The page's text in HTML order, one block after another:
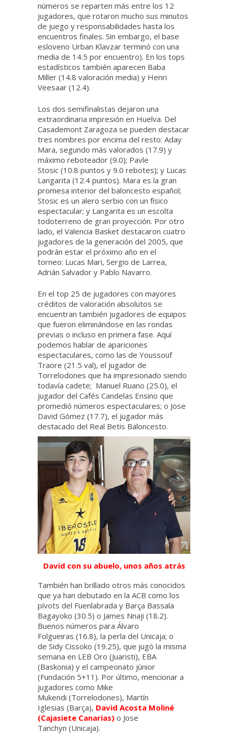
números se reparten más entre los 12
jugadores, que rotaron mucho sus minutos
de juego y responsabilidades hasta los
encuentros finales. Sin embargo, el base
esloveno Urban Klavzar terminó con una
media de 14.5 por encuentro). En los tops
estadísticos también aparecen Baba
Miller (14.8 valoración media) y Henri
Veesaar (12.4).
Los dos semifinalistas dejaron una
extraordinaria impresión en Huelva. Del
Casademont Zaragoza se pueden destacar
tres nombres por encima del resto: Aday
Mara, segundo más valorados (17.9) y
máximo reboteador (9.0); Pavle
Stosic (10.8 puntos y 9.0 rebotes); y Lucas
Langarita (12.4 puntos). Mara es la gran
promesa interior del baloncesto español;
Stosic es un alero serbio con un físico
espectacular; y Langarita es un escolta
todoterreno de gran proyección. Por otro
lado, el Valencia Basket destacaron cuatro
jugadores de la generación del 2005, que
podrán estar el próximo año en el
torneo: Lucas Mari, Sergio de Larrea,
Adrián Salvador y Pablo Navarro.
En el top 25 de jugadores con mayores
créditos de valoración absolutos se
encuentran también jugadores de equipos
que fueron eliminándose en las rondas
previas o incluso en primera fase. Aquí
podemos hablar de apariciones
espectaculares, como las de Youssouf
Traore (21.5 val), el jugador de
Torrelodones que ha impresionado siendo
todavía cadete; Manuel Ruano (25.0), el
jugador del Cafés Candelas Ensino que
promedió números espectaculares; o Jose
David Gómez (17.7), el jugador más
destacado del Real Betis Baloncesto.
David con su abuelo, unos años atrás
También han brillado otros más conocidos
que ya han debutado en la ACB como los
pívots del Fuenlabrada y Barça Bassala
Bagayoko (30.5) o James Nnaji (18.2).
Buenos números para Álvaro
Folgueiras (16.8), la perla del Unicaja; o
de Sidy Cissoko (19.25), que jugó la misma
semana en LEB Oro (Juaristi), EBA
(Baskonia) y el campeonato júnior
(Fundación 5+11). Por último, mencionar a
jugadores como Mike
Mukendi (Torrelodones), Martín
Iglesias (Barça), David Acosta Moliné
(Cajasiete Canarias) o Jose
Tanchyn (Unicaja).